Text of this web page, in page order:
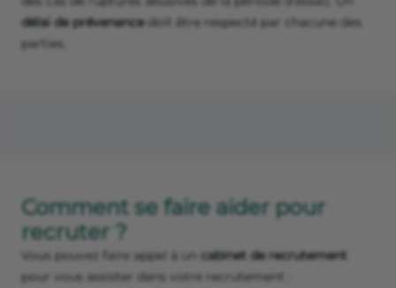
délai de prévenancedoit être respecté par chacune des
parties.
Comment se faire aider pour
recruter ?
Vous pouvez faire appel à un cabinet de recrutement
pour vous assister dans votre recrutement :